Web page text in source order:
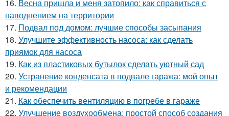
16. Весна пришла и меня затопило: как справиться с
наводнением на территории
17. Подвал под домом: лучшие способы засыпания
18. Улучшите эффективность насоса: как сделать
приямок для насоса
19. Как из пластиковых бутылок сделать уютный сад
20. Устранение конденсата в подвале гаража: мой опыт
и рекомендации
21. Как обеспечить вентиляцию в погребе в гараже
22. Улучшение воздухообмена: простой способ создания